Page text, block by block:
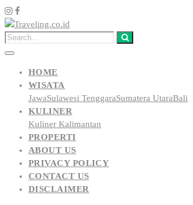
HOME
WISATA
JawaSulawesi TenggaraSumatera UtaraBali
KULINER
Kuliner Kalimantan
PROPERTI
ABOUT US
PRIVACY POLICY
CONTACT US
DISCLAIMER